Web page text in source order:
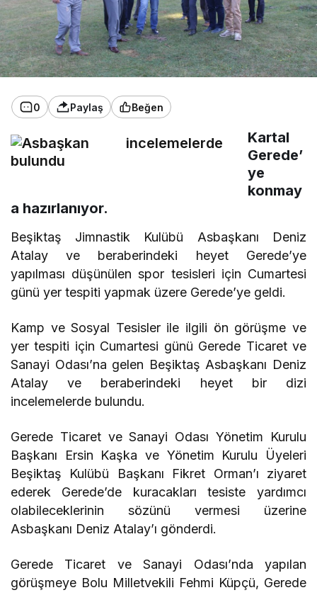
0 Paylaş Beğen
Kartal
Gerede’
ye
konmay
a hazırlanıyor.
Beşiktaş Jimnastik Kulübü Asbaşkanı Deniz
Atalay ve beraberindeki heyet Gerede’ye
yapılması düşünülen spor tesisleri için Cumartesi
günü yer tespiti yapmak üzere Gerede’ye geldi.
Kamp ve Sosyal Tesisler ile ilgili ön görüşme ve
yer tespiti için Cumartesi günü Gerede Ticaret ve
Sanayi Odası’na gelen Beşiktaş Asbaşkanı Deniz
Atalay ve beraberindeki heyet bir dizi
incelemelerde bulundu.
Gerede Ticaret ve Sanayi Odası Yönetim Kurulu
Başkanı Ersin Kaşka ve Yönetim Kurulu Üyeleri
Beşiktaş Kulübü Başkanı Fikret Orman’ı ziyaret
ederek Gerede’de kuracakları tesiste yardımcı
olabileceklerinin sözünü vermesi üzerine
Asbaşkanı Deniz Atalay’ı gönderdi.
Gerede Ticaret ve Sanayi Odası’nda yapılan
görüşmeye Bolu Milletvekili Fehmi Küpçü, Gerede